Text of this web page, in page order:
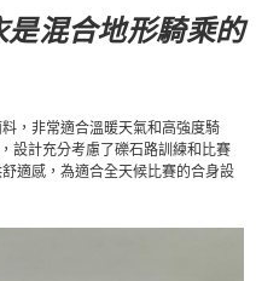
混合地形騎乘的
，非常適合溫暖天氣和高強度騎
設計充分考慮了礫石路訓練和比賽
適感，為適合全天候比賽的合身設